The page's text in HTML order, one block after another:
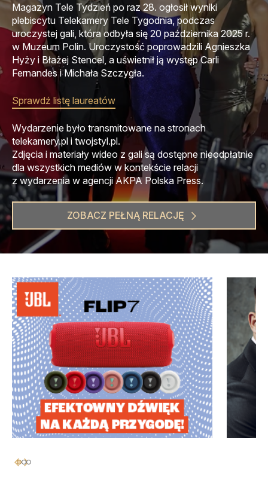
Magazyn Tele Tydzień po raz 28. ogłosił wyniki
plebiscytu Telekamery Tele Tygodnia, podczas
uroczystej gali, która odbyła się 20 października 2025 r.
w Muzeum Polin. Uroczystość poprowadzili Agnieszka
Hyży i Błażej Stencel, a uświetnił ją występ Carli
Fernandes i Michała Szczygła.
Sprawdź listę laureatów
Wydarzenie było transmitowane na stronach
telekamery.pl i twojstyl.pl.
Zdjęcia i materiały wideo z gali są dostępne nieodpłatnie
dla wszystkich mediów w kontekście relacji
z wydarzenia w agencji AKPA Polska Press.
ZOBACZ PEŁNĄ RELACJĘ